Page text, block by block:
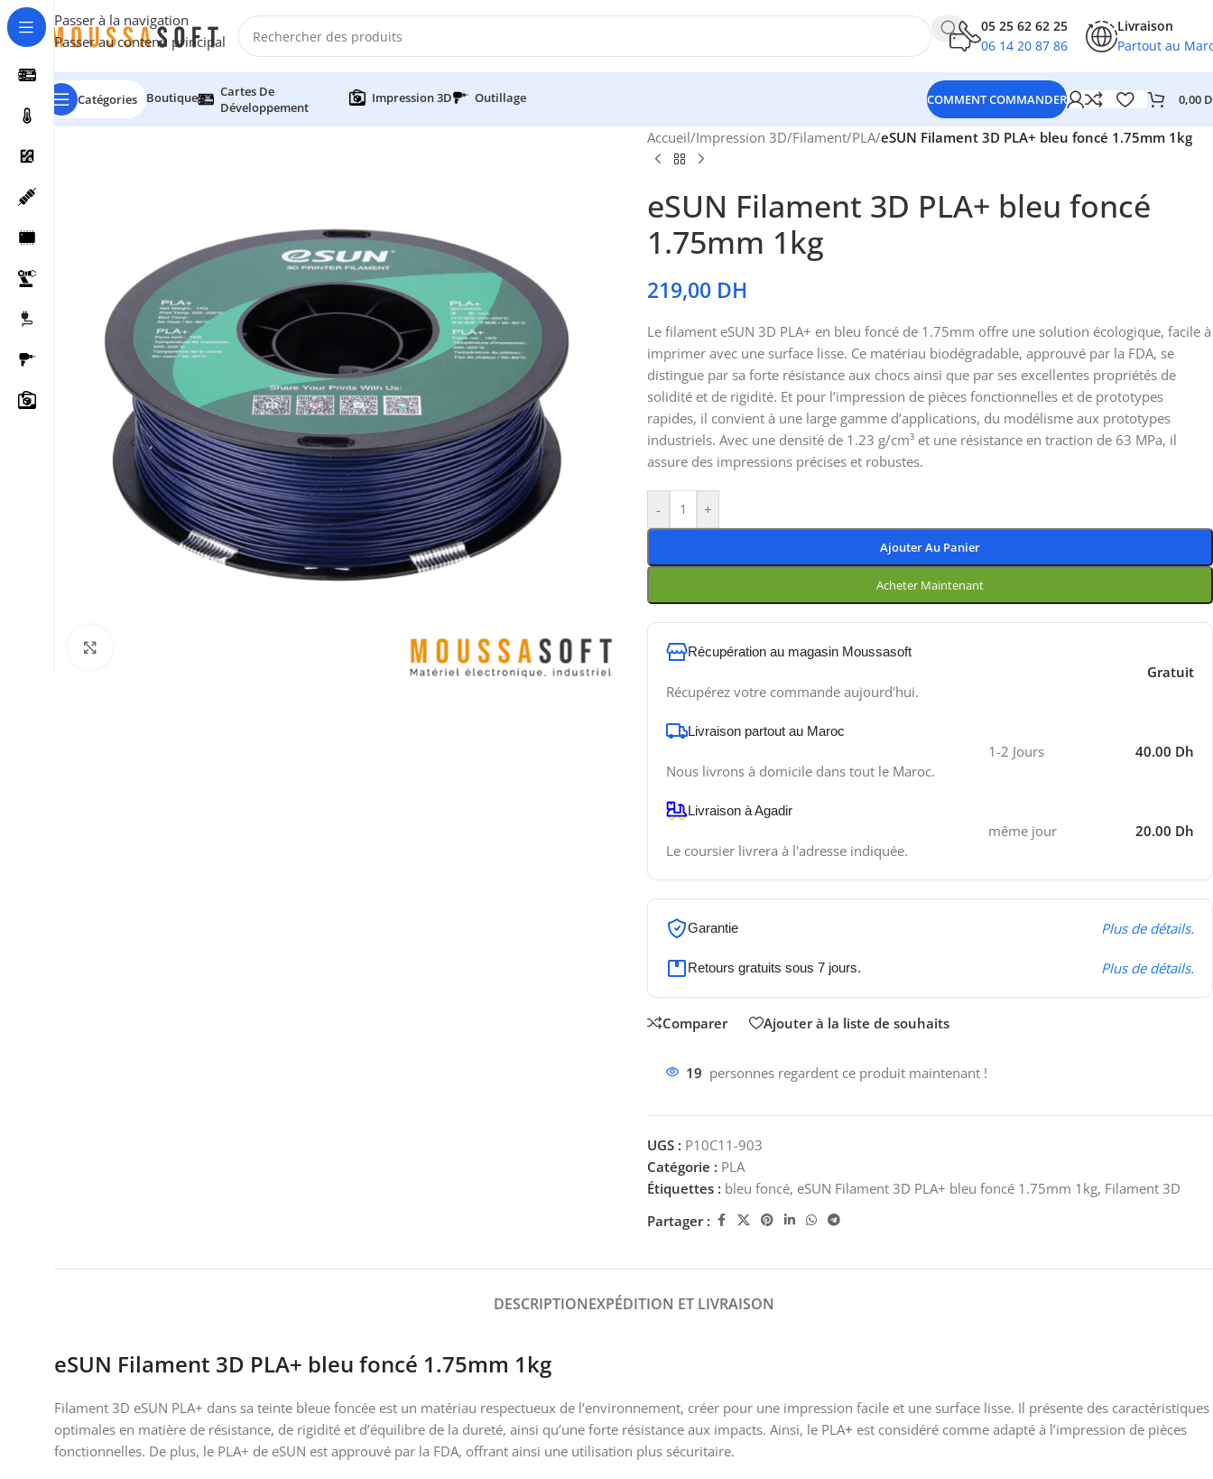
Passer à la navigation
Passer au contenu principal
moussasoft
05 25 62 62 25
06 14 20 87 86
Livraison
Partout au
Catégories Boutique
Cartes De
Développement
Impression 3D Outillage COMMENT COMMANDER 0,00
Accueil/Impression 3D/Filament/PLA/eSUN Filament 3D PLA+ bleu foncé 1.75mm 1kg
eSUN Filament 3D PLA+ bleu foncé
1.75mm 1kg
219,00 DH
Le filament eSUN 3D PLA+ en bleu foncé de 1.75mm offre une solution écologique, facile à
imprimer avec une surface lisse. Ce matériau biodégradable, approuvé par la FDA, se
distingue par sa forte résistance aux chocs ainsi que par ses excellentes propriétés de
solidité et de rigidité. Et pour l’impression de pièces fonctionnelles et de prototypes
rapides, il convient à une large gamme d’applications, du modélisme aux prototypes
industriels. Avec une densité de 1.23 g/cm³ et une résistance en traction de 63 MPa, il
assure des impressions précises et robustes.
- +
Ajouter Au Panier
Acheter Maintenant
Récupération au magasin Moussasoft
Récupérez votre commande aujourd'hui.
Gratuit
Livraison partout au Maroc
Nous livrons à domicile dans tout le Maroc.
1-2 Jours 40.00 Dh
Livraison à Agadir
Le coursier livrera à l'adresse indiquée.
même jour 20.00 Dh
Garantie Plus de détails.
Retours gratuits sous 7 jours. Plus de détails.
Comparer Ajouter à la liste de souhaits
19 personnes regardent ce produit maintenant !
UGS : P10C11-903
Catégorie : PLA
Étiquettes : bleu foncé, eSUN Filament 3D PLA+ bleu foncé 1.75mm 1kg, Filament 3D
Partager :
DESCRIPTIONEXPÉDITION ET LIVRAISON
eSUN Filament 3D PLA+ bleu foncé 1.75mm 1kg
Filament 3D eSUN PLA+ dans sa teinte bleue foncée est un matériau respectueux de l’environnement, créer pour une impression facile et une surface lisse. Il présente des caractéristiques
optimales en matière de résistance, de rigidité et d’équilibre de la dureté, ainsi qu’une forte résistance aux impacts. Ainsi, le PLA+ est considéré comme adapté à l’impression de pièces
fonctionnelles. De plus, le PLA+ de eSUN est approuvé par la FDA, offrant ainsi une utilisation plus sécuritaire.